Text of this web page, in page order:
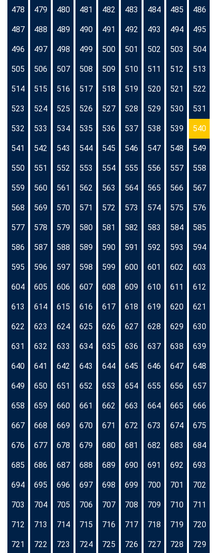
478 479 480 481 482 483 484 485 486
487 488 489 490 491 492 493 494 495
496 497 498 499 500 501 502 503 504
505 506 507 508 509 510 511 512 513
514 515 516 517 518 519 520 521 522
523 524 525 526 527 528 529 530 531
532 533 534 535 536 537 538 539 540
541 542 543 544 545 546 547 548 549
550 551 552 553 554 555 556 557 558
559 560 561 562 563 564 565 566 567
568 569 570 571 572 573 574 575 576
577 578 579 580 581 582 583 584 585
586 587 588 589 590 591 592 593 594
595 596 597 598 599 600 601 602 603
604 605 606 607 608 609 610 611 612
613 614 615 616 617 618 619 620 621
622 623 624 625 626 627 628 629 630
631 632 633 634 635 636 637 638 639
640 641 642 643 644 645 646 647 648
649 650 651 652 653 654 655 656 657
658 659 660 661 662 663 664 665 666
667 668 669 670 671 672 673 674 675
676 677 678 679 680 681 682 683 684
685 686 687 688 689 690 691 692 693
694 695 696 697 698 699 700 701 702
703 704 705 706 707 708 709 710 711
712 713 714 715 716 717 718 719 720
721 722 723 724 725 726 727 728 729